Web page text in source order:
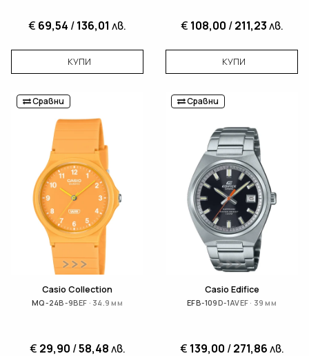
€ 69,54 /136,01 лв.
КУПИ
€ 108,00 /211,23лв.
КУПИ
Сравни
Casio Collection
MQ-24B-9BEF · 34.9 мм
€ 29,90 /58,48лв.
Сравни
Casio Edifice
EFB-109D-1AVEF · 39 мм
€ 139,00 /271,86лв.